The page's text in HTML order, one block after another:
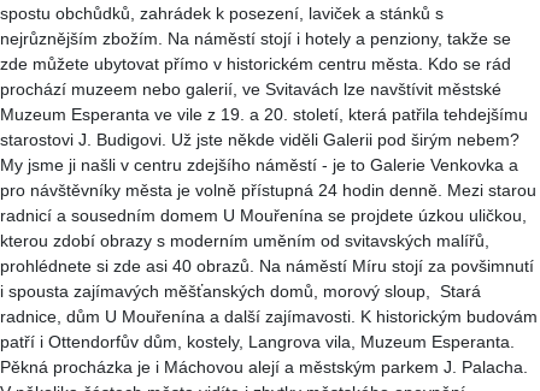
spostu obchůdků, zahrádek k posezení, laviček a stánků s
nejrůznějším zbožím. Na náměstí stojí i hotely a penziony, takže se
zde můžete ubytovat přímo v historickém centru města. Kdo se rád
prochází muzeem nebo galerií, ve Svitavách lze navštívit městské
Muzeum Esperanta ve vile z 19. a 20. století, která patřila tehdejšímu
starostovi J. Budigovi. Už jste někde viděli Galerii pod širým nebem?
My jsme ji našli v centru zdejšího náměstí - je to Galerie Venkovka a
pro návštěvníky města je volně přístupná 24 hodin denně. Mezi starou
radnicí a sousedním domem U Mouřenína se projdete úzkou uličkou,
kterou zdobí obrazy s moderním uměním od svitavských malířů,
prohlédnete si zde asi 40 obrazů. Na náměstí Míru stojí za povšimnutí
i spousta zajímavých měšťanských domů, morový sloup, Stará
radnice, dům U Mouřenína a další zajímavosti. K historickým budovám
patří i Ottendorfův dům, kostely, Langrova vila, Muzeum Esperanta.
Pěkná procházka je i Máchovou alejí a městským parkem J. Palacha.